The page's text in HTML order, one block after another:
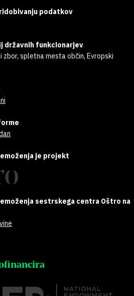
podatkov
državnih funkcionarjev
zbor, spletna mesta občin, Evropski
je projekt
sestrskega centra Oštro na